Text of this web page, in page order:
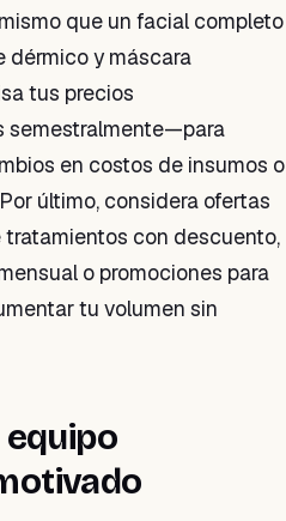
que un facial completo
dérmico y máscara
tus precios
semestralmente—para
en costos de insumos o
último, considera ofertas
con descuento,
o promociones para
tu volumen sin